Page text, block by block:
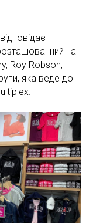
на
Roy Robson,
яка веде до